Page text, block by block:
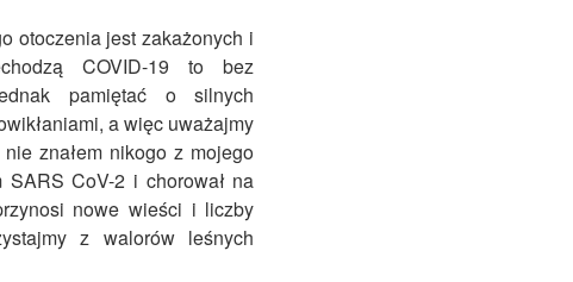
otoczenia jest zakażonych i
COVID-19 to bez
pamiętać o silnych
a więc uważajmy
znałem nikogo z mojego
SARS CoV-2 i chorował na
nowe wieści i liczby
z walorów leśnych